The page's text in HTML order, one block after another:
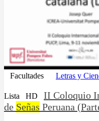
Facultades Letras y
Lista HD
II Coloquio
de Señas Peruana